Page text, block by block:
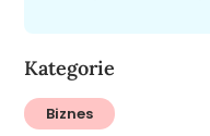
Kategorie
Biznes